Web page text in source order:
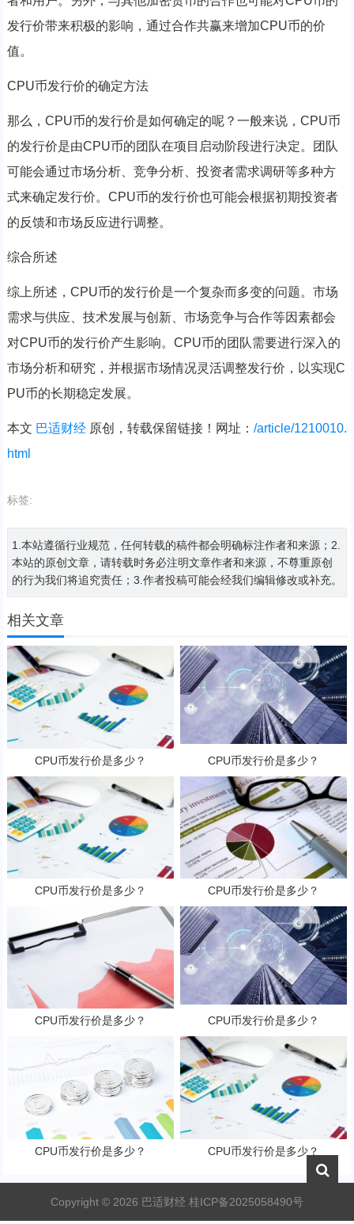
发行价带来积极的影响，通过合作共赢来增加CPU币的价
值。
CPU币发行价的确定方法
那么，CPU币的发行价是如何确定的呢？一般来说，CPU币
的发行价是由CPU币的团队在项目启动阶段进行决定。团队
可能会通过市场分析、竞争分析、投资者需求调研等多种方
式来确定发行价。CPU币的发行价也可能会根据初期投资者
的反馈和市场反应进行调整。
综合所述
综上所述，CPU币的发行价是一个复杂而多变的问题。市场
需求与供应、技术发展与创新、市场竞争与合作等因素都会
对CPU币的发行价产生影响。CPU币的团队需要进行深入的
市场分析和研究，并根据市场情况灵活调整发行价，以实现C
PU币的长期稳定发展。
本文 巴适财经原创，转载保留链接！网址： /article/1210010.
html
标签:
1.本站遵循行业规范，任何转载的稿件都会明确标注作者和来源；2.
本站的原创文章，请转载时务必注明文章作者和来源，不尊重原创
的行为我们将追究责任；3.作者投稿可能会经我们编辑修改或补充。
相关文章
CPU币发行价是多少？ CPU币发行价是多少？
CPU币发行价是多少？ CPU币发行价是多少？
CPU币发行价是多少？ CPU币发行价是多少？
CPU币发行价是多少？ CPU币发行价是多少？
Copyright © 2026 巴适财经桂ICP备2025058490号